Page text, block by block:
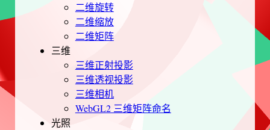
二维旋转
二维缩放
二维矩阵
三维
三维正射投影
三维透视投影
三维相机
WebGL2 三维矩阵命名
光照